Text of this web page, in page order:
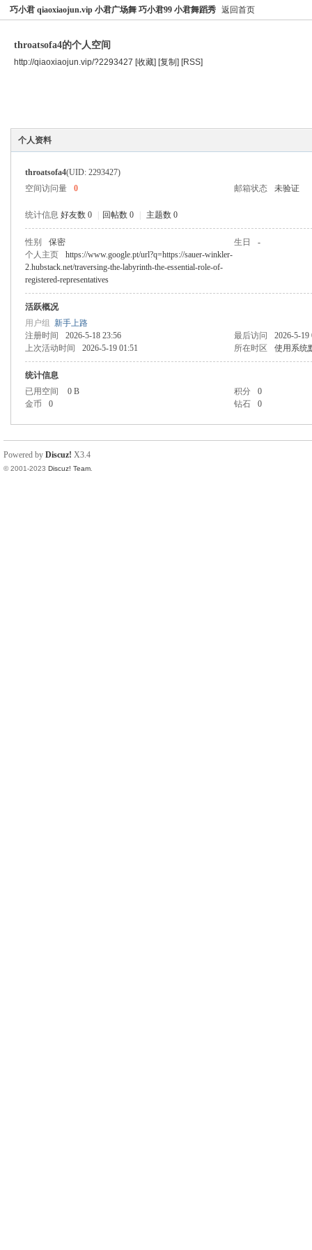
巧小君 qiaoxiaojun.vip 小君广场舞 巧小君99 小君舞蹈秀 返回首页
throatsofa4的个人空间
http://qiaoxiaojun.vip/?2293427 [收藏] [复制] [RSS]
个人资料
throatsofa4(UID: 2293427)
空间访问量
0 邮箱状态 未验证
统计信息 好友数 0 回帖数 0 主题数 0
性别 保密 生日
-
个人主页
https://www.google.pt/url?q=https://sauer-winkler-
2.hubstack.net/traversing-the-labyrinth-the-essential-role-of-
registered-representatives
活跃概况
用户组 新手上路
注册时间
2026-5-18 23:56 最后访问
2026-5-19
上次活动时间
2026-5-19 01:51 所在时区 使用系统
统计信息
已用空间
0 B 积分
0
金币
0 钻石 0
Powered by Discuz! X3.4
© 2001-2023 Discuz! Team